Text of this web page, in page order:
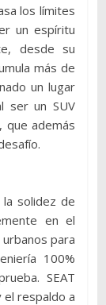
los límites
un espíritu
desde su
más de
un lugar
ser un SUV
que además
la solidez de
en el
para
100%
SEAT
el respaldo a